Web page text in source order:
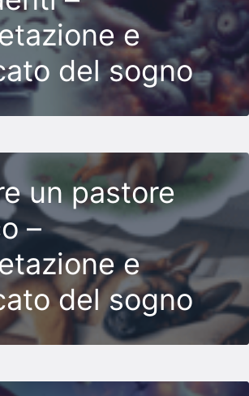
e
del sogno
un pastore
–
e
del sogno